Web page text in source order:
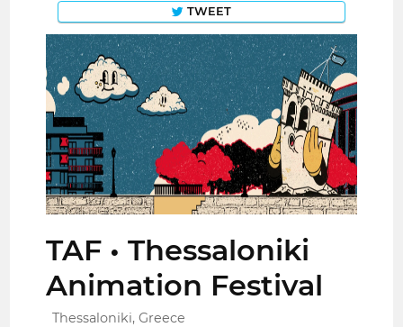
TWEET
TAF • Thessaloniki
Animation Festival
Thessaloniki, Greece